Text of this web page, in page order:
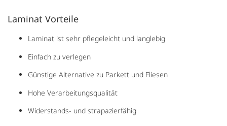
Laminat Vorteile
Laminat ist sehr pflegeleicht und langlebig
Einfach zu verlegen
Günstige Alternative zu Parkett und Fliesen
Hohe Verarbeitungsqualität
Widerstands- und strapazierfähig